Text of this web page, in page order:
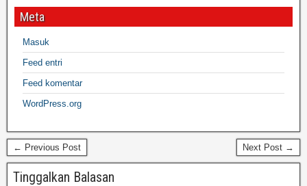
Meta
Masuk
Feed entri
Feed komentar
WordPress.org
← Previous Post Next Post →
Tinggalkan Balasan